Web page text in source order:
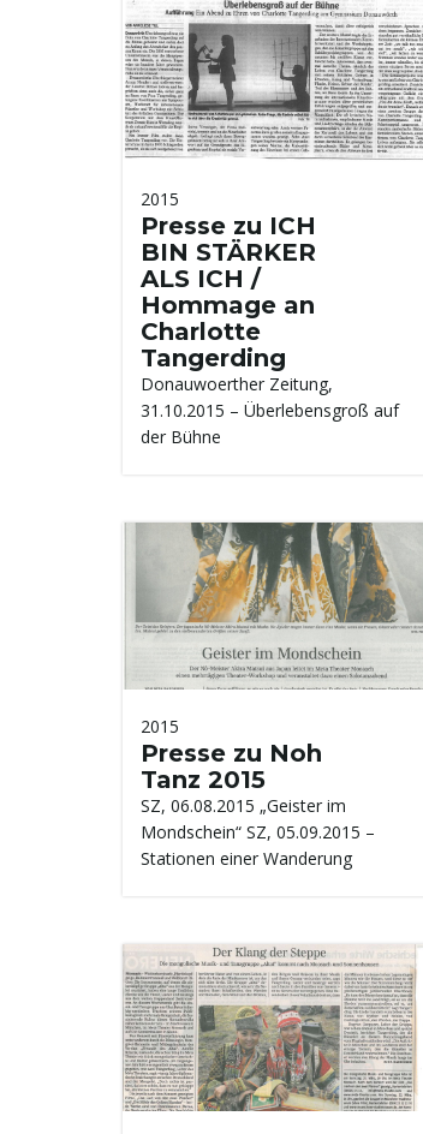
2015
Presse zu ICH
BIN STÄRKER
ALS ICH /
Hommage an
Charlotte
Tangerding
Donauwoerther Zeitung,
31.10.2015 – Überlebensgroß auf
der Bühne
2015
Presse zu Noh
Tanz 2015
SZ, 06.08.2015 „Geister im
Mondschein“ SZ, 05.09.2015 –
Stationen einer Wanderung